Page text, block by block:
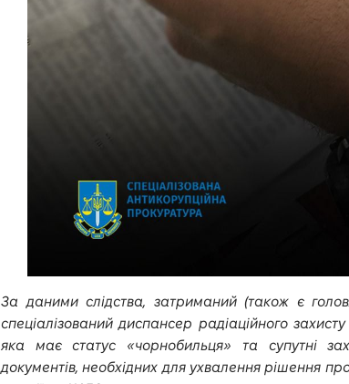
За даними слідства, затриманий (також є
спеціалізований диспансер радіаційного
яка має статус «чорнобильця» та супутні
документів, необхідних для ухвалення рішення